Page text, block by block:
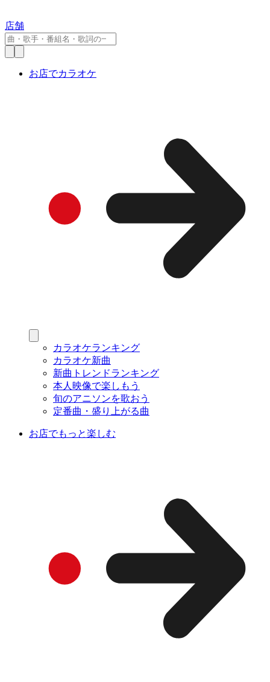
店舗
お店でカラオケ
カラオケランキング
カラオケ新曲
新曲トレンドランキング
本人映像で楽しもう
旬のアニソンを歌おう
定番曲・盛り上がる曲
お店でもっと楽しむ